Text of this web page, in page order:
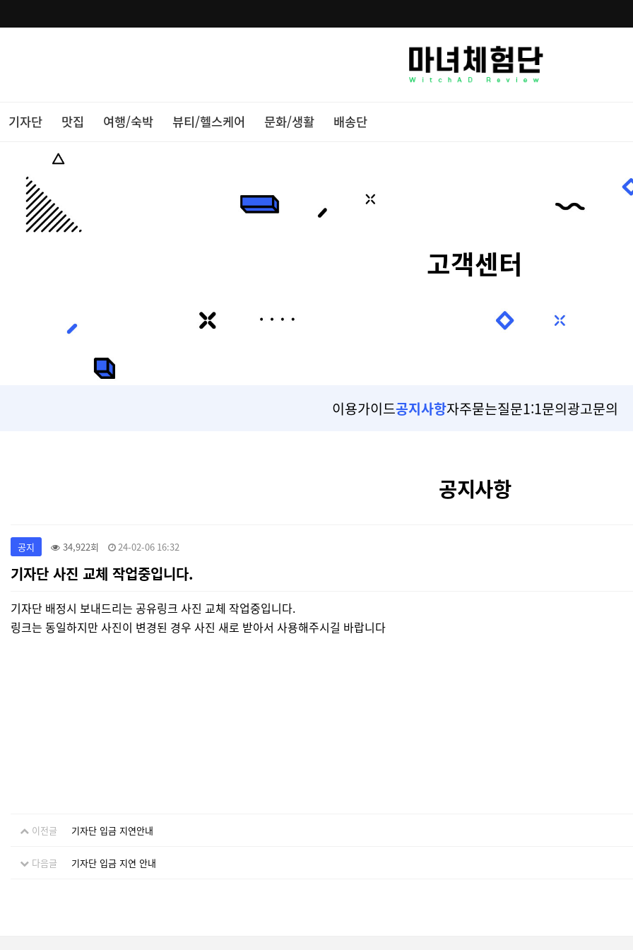
기자단 맛집 여행/숙박 뷰티/헬스케어 문화/생활 배송단
고객센터
이용가이드공지사항자주묻는질문1:1문의광고문의
공지사항
공지 34,922회 24-02-06 16:32
기자단 사진 교체 작업중입니다.
기자단 배정시 보내드리는 공유링크 사진 교체 작업중입니다.
링크는 동일하지만 사진이 변경된 경우 사진 새로 받아서 사용해주시길 바랍니다
이전글 기자단 입금 지연안내
다음글 기자단 입금 지연 안내